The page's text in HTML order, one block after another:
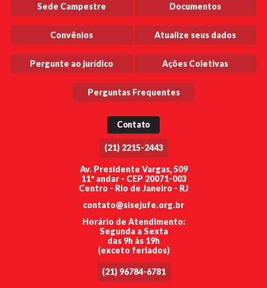
Sede Campestre Documentos
Convênios Atualize seus dados
Pergunte ao jurídico Ações Coletivas
Perguntas Frequentes
Contato
(21) 2215-2443
Av. Presidente Vargas, 509
11º andar - CEP 20071-003
Centro - Rio de Janeiro - RJ
contato@sisejufe.org.br
Horário de Atendimento:
Segunda a Sexta
das 9h às 19h
(exceto feriados)
(21) 96784-6781